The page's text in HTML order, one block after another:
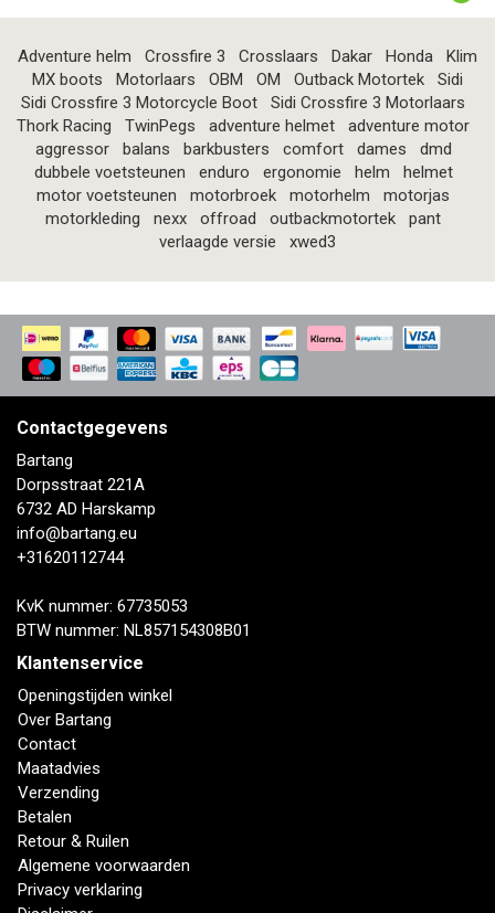
Adventure helm Crossfire 3 Crosslaars Dakar Honda
Klim
MX boots
Motorlaars OBM OM Outback Motortek
Sidi
Sidi Crossfire 3 Motorcycle Boot
Sidi Crossfire 3 Motorlaars
Thork Racing
TwinPegs adventure helmet
adventure motor
aggressor
balans barkbusters comfort dames
dmd
dubbele voetsteunen
enduro ergonomie helm
helmet
motor voetsteunen
motorbroek motorhelm
motorjas
motorkleding
nexx offroad outbackmotortek
pant
verlaagde versie
xwed3
Contactgegevens
Bartang
Dorpsstraat 221A
6732 AD Harskamp
info@bartang.eu
+31620112744
KvK nummer: 67735053
BTW nummer: NL857154308B01
Klantenservice
Openingstijden winkel
Over Bartang
Contact
Maatadvies
Verzending
Betalen
Retour & Ruilen
Algemene voorwaarden
Privacy verklaring